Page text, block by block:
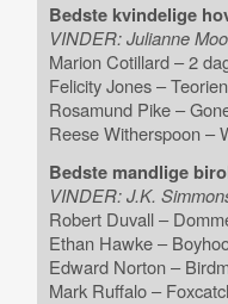
Bedste kvindelige
VINDER: Julianne
Marion Cotillard – 2
Felicity Jones –
Rosamund Pike –
Reese Witherspoon –
Bedste mandlige
VINDER: J.K.
Robert Duvall –
Ethan Hawke –
Edward Norton –
Mark Ruffalo –